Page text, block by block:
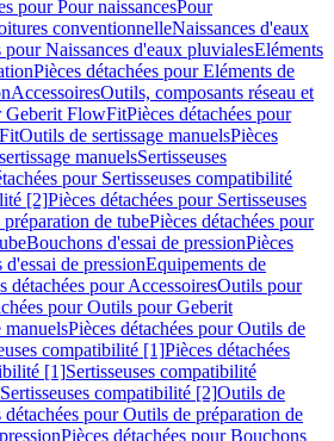
pour Pour naissancesPour
conventionnelleNaissances d'eaux
pour Naissances d'eaux pluvialesEléments
Pièces détachées pour Eléments de
AccessoiresOutils, composants réseau et
Geberit FlowFitPièces détachées pour
Outils de sertissage manuelsPièces
manuelsSertisseuses
pour Sertisseuses compatibilité
[2]Pièces détachées pour Sertisseuses
de tubePièces détachées pour
Bouchons d'essai de pressionPièces
de pressionEquipements de
détachées pour AccessoiresOutils pour
pour Outils pour Geberit
manuelsPièces détachées pour Outils de
compatibilité [1]Pièces détachées
[1]Sertisseuses compatibilité
compatibilité [2]Outils de
détachées pour Outils de préparation de
Pièces détachées pour Bouchons